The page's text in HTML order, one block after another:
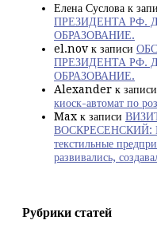
Елена Суслова к
ПРЕЗИДЕНТА РФ.
ОБРАЗОВАНИЕ.
el.nov к записи
ПРЕЗИДЕНТА РФ.
ОБРАЗОВАНИЕ.
Alexander к записи
киоск-автомат по
Max к записи
ВОСКРЕСЕНСКИЙ:
текстильные
развивались,
Рубрики статей